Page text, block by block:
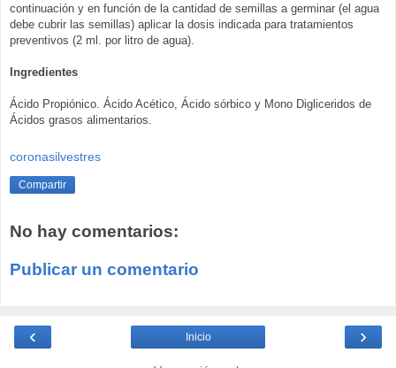
continuación y en función de la cantidad de semillas a germinar (el agua
debe cubrir las semillas) aplicar la dosis indicada para tratamientos
preventivos (2 ml. por litro de agua).
Ingredientes
Ácido Propiónico. Ácido Acético, Ácido sórbico y Mono Digliceridos de
Ácidos grasos alimentarios.
coronasilvestres
Compartir
No hay comentarios:
Publicar un comentario
‹ ›
Inicio